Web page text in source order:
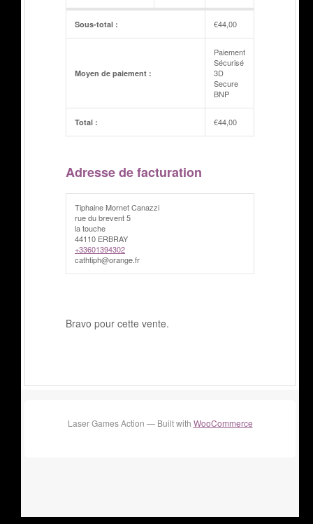
Sous-total : €44,00
Moyen de paiement :
Paiement
Sécurisé
3D
Secure
BNP
Total : €44,00
Adresse de facturation
Tiphaine Mornet Canazzi
rue du brevent 5
la touche
44110 ERBRAY
+33601394302
cathtiph@orange.fr
Bravo pour cette vente.
Laser Games Action — Built with WooCommerce